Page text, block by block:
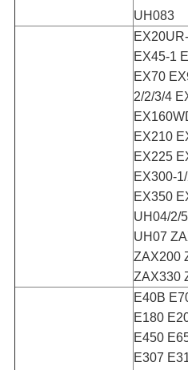
UH083
EX45-1
EX70
2/2/3/4
EX210
EX225
EX300-
EX350
UH04/2/
UH07
ZAX200
ZAX330
E40B
E180
E450
E307